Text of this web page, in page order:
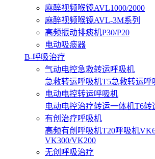
麻醉视频喉镜AVL1000/2000
麻醉视频喉镜AVL-3M系列
高频振动排痰机P30/P20
电动吸痰器
B-呼吸治疗
气动电控急救转运呼吸机
急救转运呼吸机T5急救转运呼
电动电控转运呼吸机
电动电控治疗转运一体机T6转
有创治疗呼吸机
高频有创呼吸机T20呼吸机
VK300/VK200
无创呼吸治疗